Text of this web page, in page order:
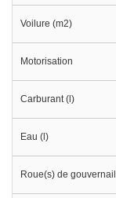
Voilure (m2)
Motorisation
Carburant (l)
Eau (l)
Roue(s) de gouvernail